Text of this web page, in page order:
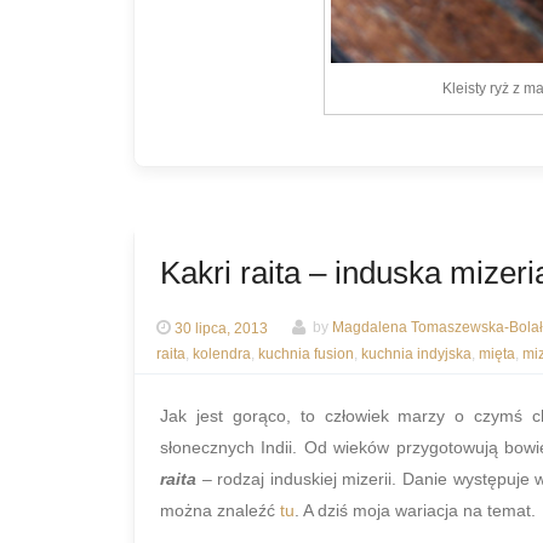
Kleisty ryż z
Kakri raita – induska
30 lipca, 2013 by Magdalena Tomaszewska-
raita, kolendra, kuchnia fusion, kuchnia indyjska, mięta,
Jak jest gorąco, to człowiek marzy o czymś
słonecznych Indii. Od wieków przygotowują
raita – rodzaj induskiej mizerii. Danie występuje
można znaleźć tu. A dziś moja wariacja na temat.